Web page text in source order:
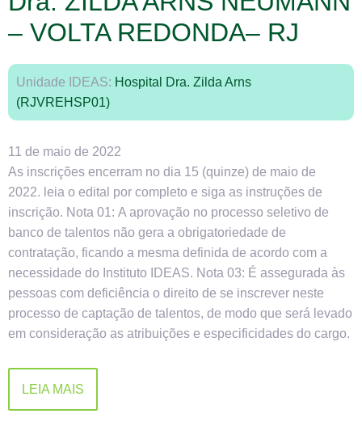
– VOLTA REDONDA– RJ
Unidade IDEAS: Hospital Dra. Zilda Arns
(RJVREHSP01)
11 de maio de 2022
As inscrições encerram no dia 15 (quinze) de maio de
2022. leia o edital por completo e siga as instruções de
inscrição. Nota 01: A aprovação no processo seletivo de
banco de talentos não gera a obrigatoriedade de
contratação, ficando a mesma definida de acordo com a
necessidade do Instituto IDEAS. Nota 03: É assegurada às
pessoas com deficiência o direito de se inscrever neste
processo de captação de talentos, de modo que será levado
em consideração as atribuições e especificidades do cargo.
LEIA MAIS